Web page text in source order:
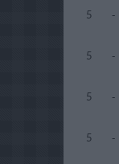
5 -
5 -
5 -
5 -